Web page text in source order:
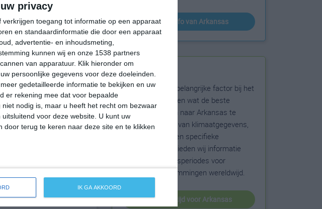
privacy
toegang tot informatie op een apparaat
en standaardinformatie die door een apparaat
advertentie- en inhoudsmeting,
kunnen wij en onze 1538 partners
van apparatuur. Klik hieronder om
persoonlijke gegevens voor deze doeleinden.
gedetailleerde informatie te bekijken en uw
er rekening mee dat voor bepaalde
nodig is, maar u heeft het recht om bezwaar
voor deze website. U kunt uw
terug te keren naar deze site en te klikken
IK GA AKKOORD
23°C 23°C
03:00 06:00
03:00 06:00
ZZO 1 ZZW 1
klimaatinfo van Arkansas
Beste reistijd
Het weer is een belangrijke factor bij het
reizen. Wil je weten wat de beste
maanden zijn om naar Arkansas te
reizen? Op basis van klimaatgegevens,
weersextremen en specifieke
weerinformatie bieden wij informatie
over de beste reisperiodes voor
duizenden bestemmingen wereldwijd.
beste reistijd voor Arkansas